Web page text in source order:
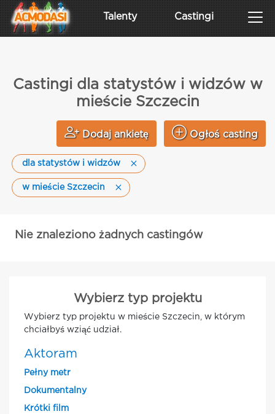
Talenty Castingi
Castingi dla statystów i widzów w
mieście Szczecin
Dodaj ankietę Ogłoś casting
dla statystów i widzów
w mieście Szczecin
Nie znaleziono żadnych castingów
Wybierz typ projektu
Wybierz typ projektu w mieście Szczecin, w którym
chciałbyś wziąć udział.
Aktoram
Pełny metr
Dokumentalny
Krótki film